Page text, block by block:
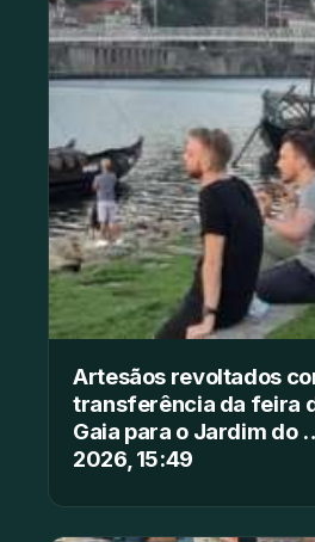
Artesãos revoltados
transferência da feira
Gaia para o Jardim do
2026, 15:49